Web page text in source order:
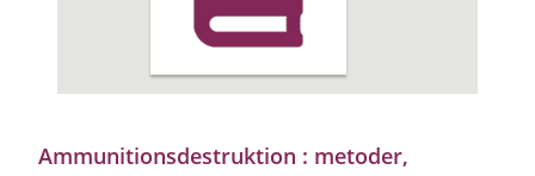
Ammunitionsdestruktion : metoder,